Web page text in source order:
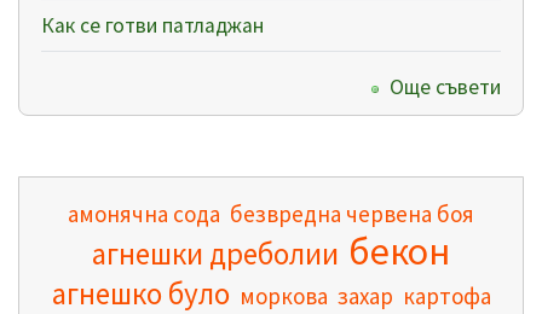
Как се готви патладжан
Още съвети
амонячна сода безвредна червена боя
агнешки дреболии бекон
агнешко було моркова захар картофа